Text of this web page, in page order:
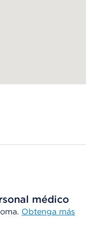
médico
Obtenga más